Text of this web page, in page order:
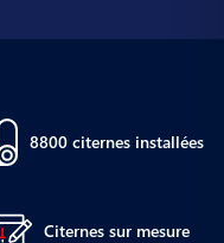
8800 citernes installées
Citernes sur mesure